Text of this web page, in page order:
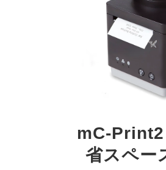
mC-
省スペー